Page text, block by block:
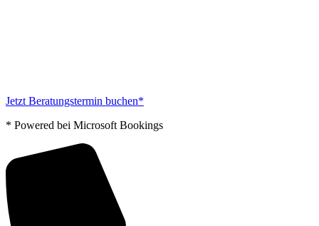
Jetzt Beratungstermin buchen*
* Powered bei Microsoft Bookings